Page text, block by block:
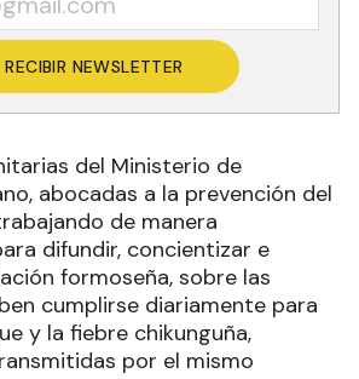
RECIBIR NEWSLETTER
del Ministerio de
abocadas a la prevención del
de manera
difundir, concientizar e
formoseña, sobre las
cumplirse diariamente para
y la fiebre chikunguña,
por el mismo